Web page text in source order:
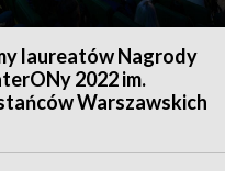
laureatów Nagrody
2022 im.
Warszawskich